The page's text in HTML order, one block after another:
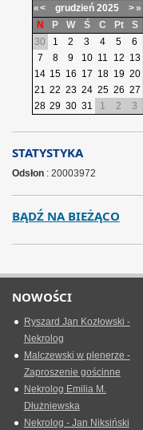
«< grudzień 2025 >»
N
P W Ś C Pt
S
30
1 2 3 4 5
6
7
8 9 10 11 12 13
14 15 16 17 18 19 20
21 22 23 24 25 26 27
28 29 30 31 1 2 3
STATYSTYKA
Odsłon: 20003972
BĄDŹ NA BIEŻĄCO
NOWOŚCI
Ryszard Jan Kozłowski -
Nekrolog
Malczewski w plenerze -
Zaproszenie gościnne
Nekrolog Emilia M.
Dłużniewska
Nekrolog - Jan Niksiński